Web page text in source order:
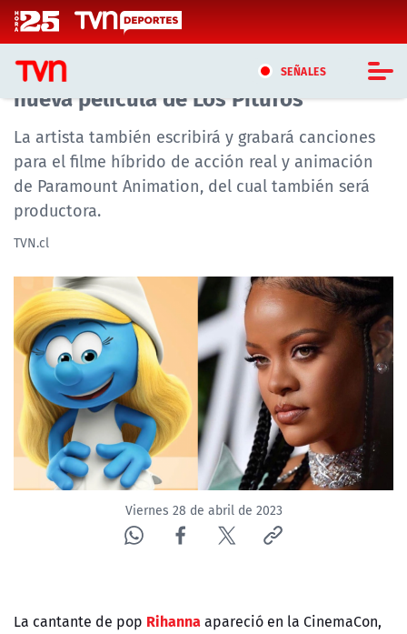
Click acá para ir directamente al contenido
SEÑALES
CASTING MASTERCHEF CHILE
CASTING TVN VERTICAL
TVN VERTICAL
PROGRAMAS
TELESERIES
NTV
ACTUALIDAD Y TENDENCIAS
CORPORATIVO Y TRANSPARENCIA
CANAL DE DENUNCIAS
Rihanna será la voz de Pitufina en la
nueva película de Los Pitufos
La artista también escribirá y grabará canciones
para el filme híbrido de acción real y animación
de Paramount Animation, del cual también será
productora.
TVN.cl
Viernes 28 de abril de 2023
La cantante de pop Rihannaapareció en la CinemaCon,